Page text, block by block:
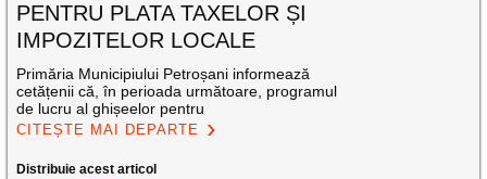
PENTRU PLATA TAXELOR ȘI
IMPOZITELOR LOCALE
Primăria Municipiului Petroșani informează
cetățenii că, în perioada următoare, programul
de lucru al ghișeelor pentru
CITEȘTE MAI DEPARTE
Distribuie acest articol